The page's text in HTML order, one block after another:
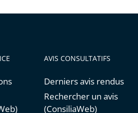
AVIS CONSULTATIFS
Derniers avis rendus
Rechercher un avis
(ConsiliaWeb)